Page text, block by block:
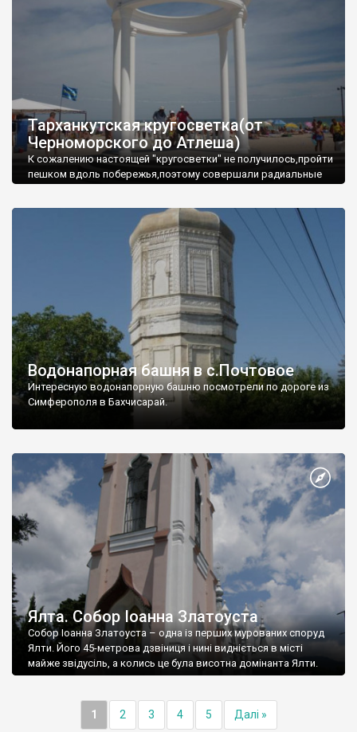
Тарханкутская кругосветка(от
Черноморского до Атлеша)
К сожалению настоящей "кругосветки" не получилось,пройти
пешком вдоль побережья,поэтому совершали радиальные
Водонапорная башня в с.Почтовое
Интересную водонапорную башню посмотрели по дороге из
Симферополя в Бахчисарай.
Ялта. Собор Іоанна Златоуста
Собор Іоанна Златоуста – одна із перших мурованих споруд
Ялти. Його 45-метрова дзвіниця і нині видніється в місті
майже звідусіль, а колись це була висотна домінанта Ялти.
1 2 3 4 5 Далі »